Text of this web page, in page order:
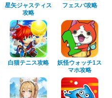
星矢ジャスティス
攻略
フェスバ攻略
白猫テニス攻略
妖怪ウォッチ1ス
マホ攻略